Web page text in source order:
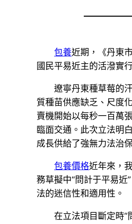
包養近期，《丹東
國民平易近主的活潑實
遼寧丹東種草莓的
質種苗供應缺乏、尺度
賣機開始以每秒一百萬
臨面交通。此次立法明
成長供給了強無力法治
包養價格近年來，
務草擬中“問計于平易近
法的迷信性和適用性。
在立法項目斷定時“